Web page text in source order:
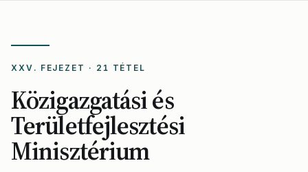
XXV. FEJEZET · 21 TÉTEL
Közigazgatási és
Területfejlesztési
Minisztérium